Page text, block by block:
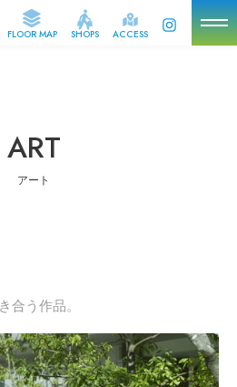
FLOOR MAP SHOPS ACCESS
について
ART
アート
合う作品。